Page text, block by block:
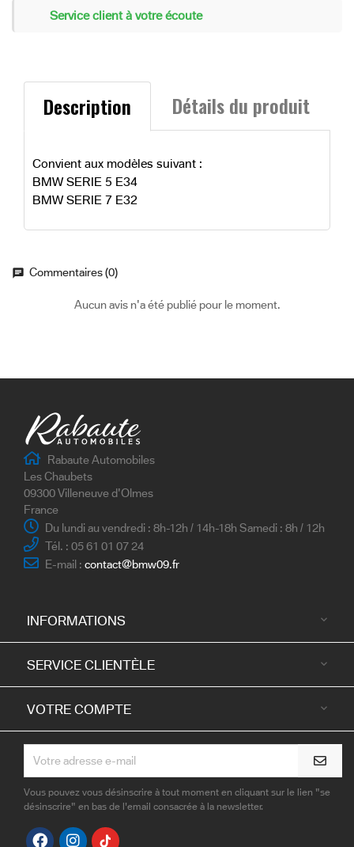
Service client à votre écoute
Description Détails du produit
Convient aux modèles suivant :
BMW SERIE 5 E34
BMW SERIE 7 E32
Commentaires (0)
Aucun avis n'a été publié pour le moment.
Rabaute Automobiles
Les Chaubets
09300 Villeneuve d'Olmes
France
Du lundi au vendredi : 8h-12h / 14h-18h Samedi : 8h / 12h
Tél. : 05 61 01 07 24
E-mail : contact@bmw09.fr
INFORMATIONS 
SERVICE CLIENTÈLE 
VOTRE COMPTE 
Vous pouvez vous désinscrire à tout moment en cliquant sur le lien "se
désinscrire" en bas de l'email consacrée à la newsletter.